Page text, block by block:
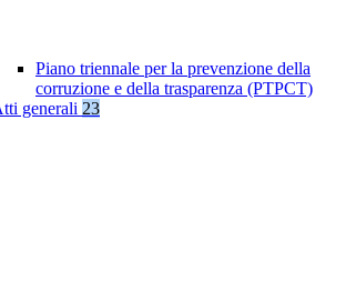
Piano triennale per la prevenzione della
corruzione e della trasparenza (PTPCT)
generali 23